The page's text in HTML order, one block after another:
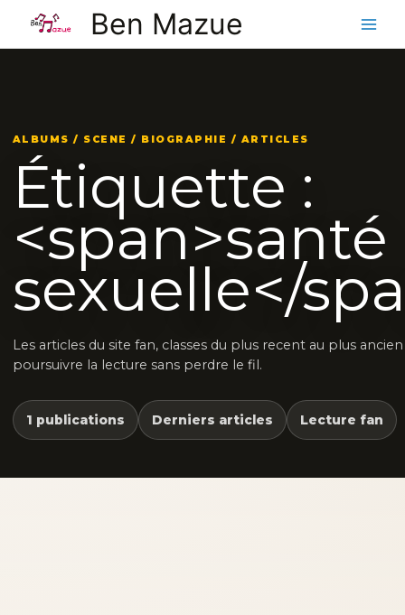
contenu
Ben Mazue
ALBUMS / SCENE / BIOGRAPHIE / ARTICLES
Étiquette :
<span>santé
sexuelle</
Les articles du site fan, classes du plus recent au plus
poursuivre la lecture sans perdre le fil.
1 publications Derniers articles Lecture fan